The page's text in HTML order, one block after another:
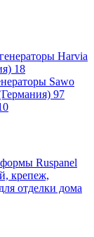
Harvia
18
Sawo
97
Ruspanel
крепеж,
отделки дома